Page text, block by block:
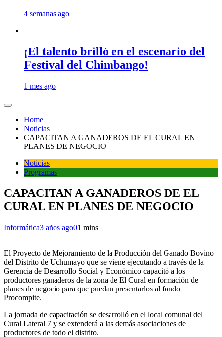
4 semanas ago
¡El talento brilló en el escenario del
Festival del Chimbango!
1 mes ago
Home
Noticias
CAPACITAN A GANADEROS DE EL CURAL EN
PLANES DE NEGOCIO
Noticias
Programas
CAPACITAN A GANADEROS DE EL
CURAL EN PLANES DE NEGOCIO
Informática3 años ago01 mins
El Proyecto de Mejoramiento de la Producción del Ganado Bovino
del Distrito de Uchumayo que se viene ejecutando a través de la
Gerencia de Desarrollo Social y Económico capacitó a los
productores ganaderos de la zona de El Cural en formación de
planes de negocio para que puedan presentarlos al fondo
Procompite.
La jornada de capacitación se desarrolló en el local comunal del
Cural Lateral 7 y se extenderá a las demás asociaciones de
productores de todo el distrito.